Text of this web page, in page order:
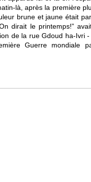
là, après la première
brune et jaune était
dirait le printemps!”
de la rue Gdoud ha-Ivri
Guerre mondiale